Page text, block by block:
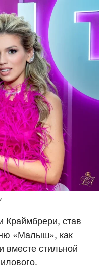
став
«Малыш», как
вместе стильной